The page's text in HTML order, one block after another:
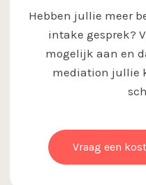
Hebben jullie meer
intake gesprek?
mogelijk aan en
mediation jullie
Vraag een